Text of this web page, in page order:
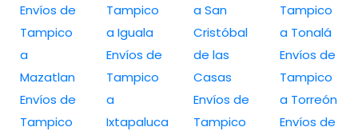
Envíos de
Tampico
a
Mazatlan
Envíos de
Tampico
Tampico
a Iguala
Envíos de
Tampico
a
Ixtapaluca
a San
Cristóbal
de las
Casas
Envíos de
Tampico
Tampico
a Tonalá
Envíos de
Tampico
a Torreón
Envíos de